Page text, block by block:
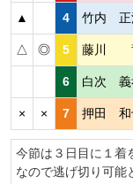
▲ 4 竹内 正
△ ◎ 5 藤川
6 白次 義
× × 7 押田 和
今節は３日目に１着
なので逃げ切り可能